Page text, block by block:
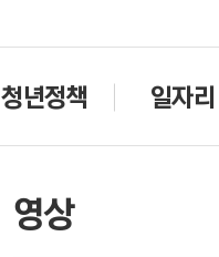
청년정책 일자리
영상